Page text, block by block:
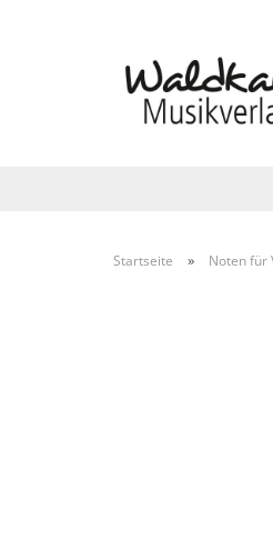
Startseite » Noten für